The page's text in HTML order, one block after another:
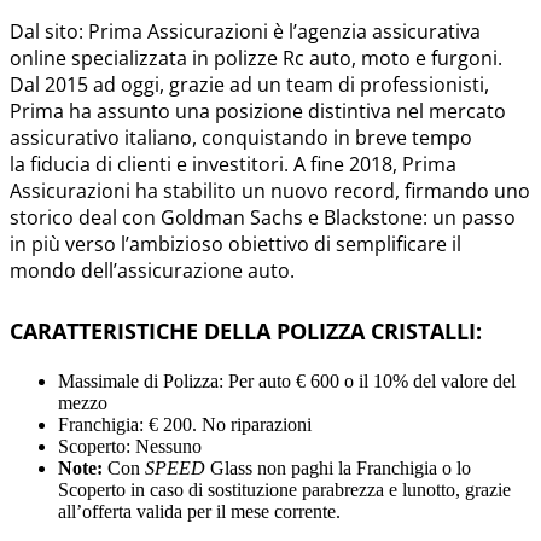
Dal sito: Prima Assicurazioni è l’agenzia assicurativa
online specializzata in polizze Rc auto, moto e furgoni.
Dal 2015 ad oggi, grazie ad un team di professionisti,
Prima ha assunto una posizione distintiva nel mercato
assicurativo italiano, conquistando in breve tempo
la fiducia di clienti e investitori. A fine 2018, Prima
Assicurazioni ha stabilito un nuovo record, firmando uno
storico deal con Goldman Sachs e Blackstone: un passo
in più verso l’ambizioso obiettivo di semplificare il
mondo dell’assicurazione auto.
CARATTERISTICHE DELLA POLIZZA CRISTALLI:
Massimale di Polizza: Per auto € 600 o il 10% del valore del
mezzo
Franchigia: € 200. No riparazioni
Scoperto: Nessuno
Note: Con SPEED Glass non paghi la Franchigia o lo
Scoperto in caso di sostituzione parabrezza e lunotto, grazie
all’offerta valida per il mese corrente.